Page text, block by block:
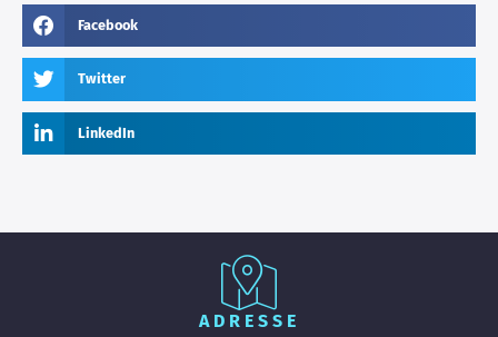
Facebook
Twitter
LinkedIn
ADRESSE